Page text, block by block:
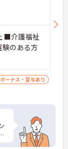
■介護福祉
のある方
ボーナス・賞与あり